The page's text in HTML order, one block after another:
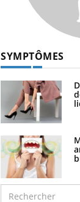
les meilleurs
SYMPTÔMES